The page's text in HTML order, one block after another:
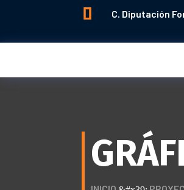
 C. Diputación